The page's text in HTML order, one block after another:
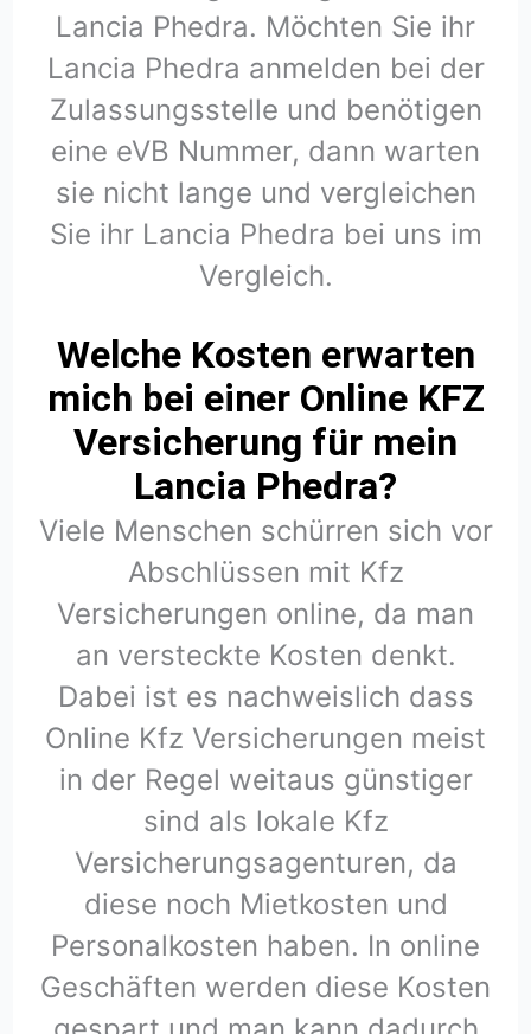
Lancia Phedra. Möchten Sie ihr
Lancia Phedra anmelden bei der
Zulassungsstelle und benötigen
eine eVB Nummer, dann warten
sie nicht lange und vergleichen
Sie ihr Lancia Phedra bei uns im
Vergleich.
Welche Kosten erwarten
mich bei einer Online KFZ
Versicherung für mein
Lancia Phedra?
Viele Menschen schürren sich vor
Abschlüssen mit Kfz
Versicherungen online, da man
an versteckte Kosten denkt.
Dabei ist es nachweislich dass
Online Kfz Versicherungen meist
in der Regel weitaus günstiger
sind als lokale Kfz
Versicherungsagenturen, da
diese noch Mietkosten und
Personalkosten haben. In online
Geschäften werden diese Kosten